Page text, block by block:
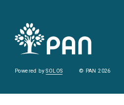
Powered bySOLOS © PAN 2026